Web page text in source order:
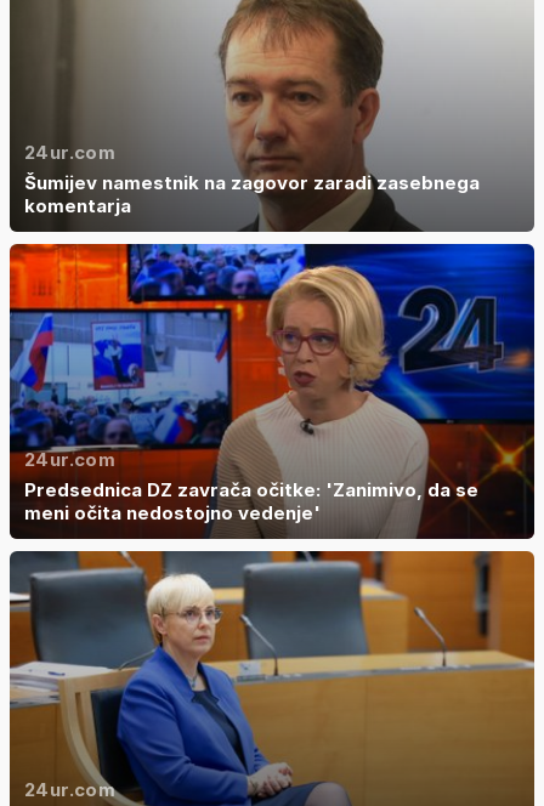
24ur.com
Šumijev namestnik na zagovor zaradi zasebnega
komentarja
24ur.com
Predsednica DZ zavrača očitke: 'Zanimivo, da se
meni očita nedostojno vedenje'
24ur.com